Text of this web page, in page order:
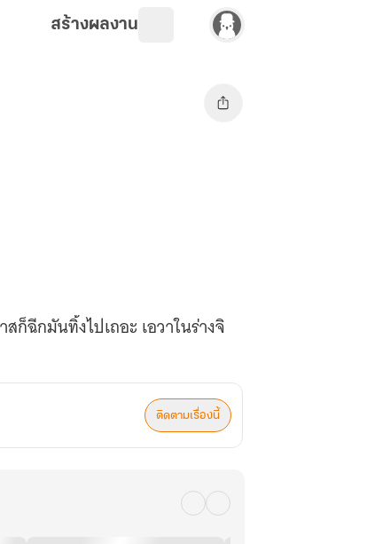
สร้างผลงาน
ฉีกมันทิ้งไปเถอะ เอวาในร่างจิ
ติดตามเรื่องนี้